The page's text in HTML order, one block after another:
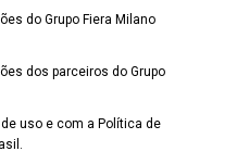
do Grupo Fiera Milano
dos parceiros do Grupo
uso e com a Política de